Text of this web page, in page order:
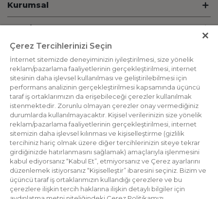
Kurumsal
Hesabım
Bilgi
İletişim
Destek Hattı
Bizden Haberdar Olun
Çerez Tercihlerinizi Seçin
İnternet sitemizde deneyiminizin iyileştirilmesi, size yönelik
reklam/pazarlama faaliyetlerinin gerçekleştirilmesi, internet
sitesinin daha işlevsel kullanılması ve geliştirilebilmesi için
performans analizinin gerçekleştirilmesi kapsamında üçüncü
taraf iş ortaklarımızın da erişebileceği çerezler kullanılmak
istenmektedir. Zorunlu olmayan çerezler onay vermediğiniz
durumlarda kullanılmayacaktır. Kişisel verilerinizin size yönelik
reklam/pazarlama faaliyetlerinin gerçekleştirilmesi, internet
sitemizin daha işlevsel kılınması ve kişiselleştirme (gizlilik
tercihiniz hariç olmak üzere diğer tercihlerinizin siteye tekrar
girdiğinizde hatırlanmasını sağlamak) amaçlarıyla işlenmesini
kabul ediyorsanız “Kabul Et”, etmiyorsanız ve Çerez ayarlarını
düzenlemek istiyorsanız “Kişiselleştir” ibaresini seçiniz. Bizim ve
üçüncü taraf iş ortaklarımızın kullandığı çerezlere ve bu
çerezlere ilişkin tercih haklarına ilişkin detaylı bilgiler için